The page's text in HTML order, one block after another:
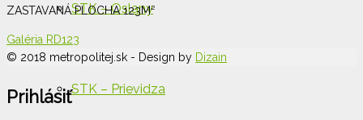
STK – Oslany
STK – Prievidza
ZASTAVANÁ PLOCHA 123M²
Galéria RD123
© 2018 metropolitej.sk - Design by Dizain
Prihlásiť